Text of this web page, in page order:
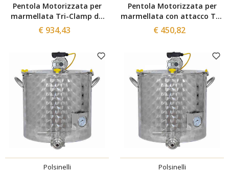
Pentola Motorizzata per
marmellata Tri-Clamp da
200 L con inverter
€ 934,43
Pentola Motorizzata per
marmellata con attacco Tri-
Clamp da 75 L
€ 450,82
Polsinelli Polsinelli